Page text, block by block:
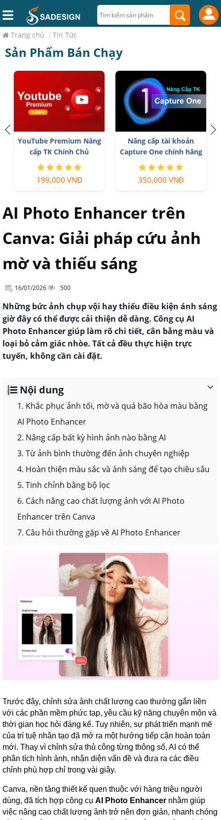
Trang chủ / Tin Tức
Sản Phẩm Bán Chạy
YouTube Premium Nâng
cấp TK Chính Chủ
199,000 VNĐ
Nâng cấp tài khoản
Capture One chính hãng
350,000 VNĐ
AI Photo Enhancer trên
Canva: Giải pháp cứu ảnh
mờ và thiếu sáng
16/01/2026 500
Những bức ảnh chụp vội hay thiếu điều kiện ánh sáng
giờ đây có thể được cải thiện dễ dàng. Công cụ AI
Photo Enhancer giúp làm rõ chi tiết, cân bằng màu và
loại bỏ cảm giác nhòe. Tất cả đều thực hiện trực
tuyến, không cần cài đặt.
Nội dung
1. Khắc phục ảnh tối, mờ và quá bão hòa màu bằng
AI Photo Enhancer
2. Nâng cấp bất kỳ hình ảnh nào bằng AI
3. Từ ảnh bình thường đến ảnh chuyên nghiệp
4. Hoàn thiện màu sắc và ánh sáng để tạo chiều sâu
5. Tinh chỉnh bằng bộ lọc
6. Cách nâng cao chất lượng ảnh với AI Photo
Enhancer trên Canva
7. Câu hỏi thường gặp về AI Photo Enhancer
Trước đây, chỉnh sửa ảnh chất lượng cao thường gắn liền
với các phần mềm phức tạp, yêu cầu kỹ năng chuyên môn và
thời gian học hỏi đáng kể. Tuy nhiên, sự phát triển mạnh mẽ
của trí tuệ nhân tạo đã mở ra một hướng tiếp cận hoàn toàn
mới. Thay vì chỉnh sửa thủ công từng thông số, AI có thể
phân tích hình ảnh, nhận diện vấn đề và đưa ra các điều
chỉnh phù hợp chỉ trong vài giây.
Canva, nền tảng thiết kế quen thuộc với hàng triệu người
dùng, đã tích hợp công cụ AI Photo Enhancer nhằm giúp
việc nâng cao chất lượng ảnh trở nên đơn giản, nhanh chóng